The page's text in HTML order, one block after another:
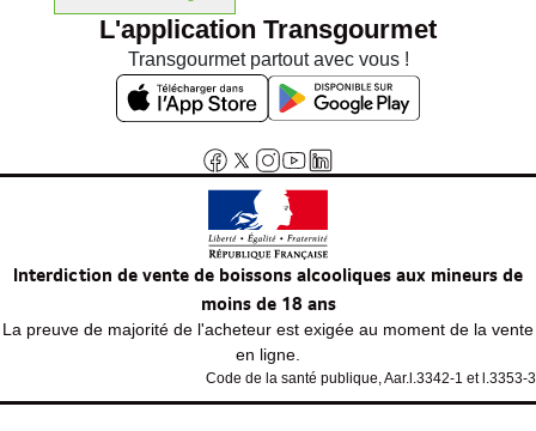
L'application Transgourmet
Transgourmet partout avec vous !
Interdiction de vente de boissons alcooliques aux mineurs de
moins de 18 ans
La preuve de majorité de l'acheteur est exigée au moment de la vente
en ligne.
Code de la santé publique, Aar.l.3342-1 et l.3353-3